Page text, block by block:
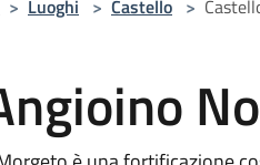
> Luoghi > Castello >